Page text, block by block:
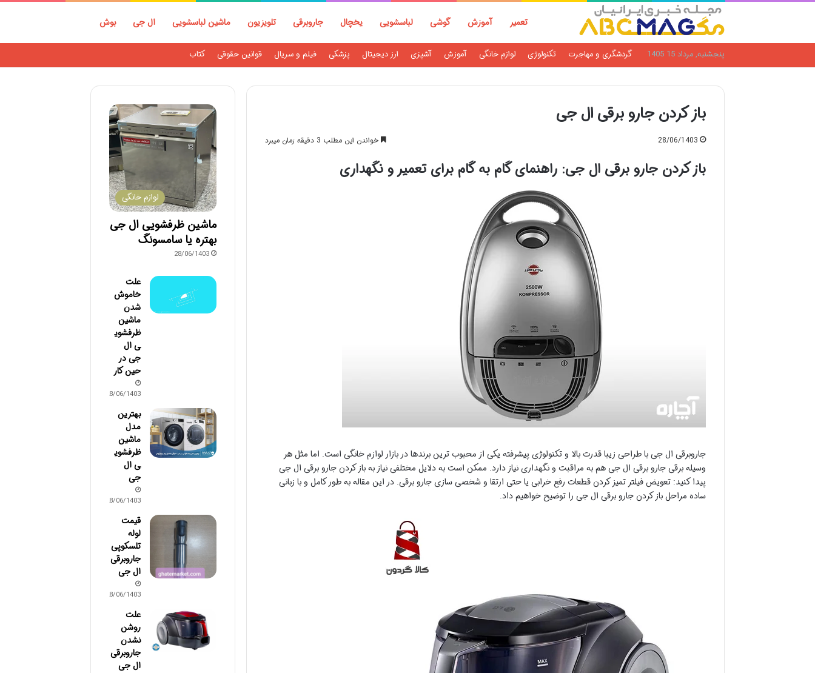
تعمیر آموزش گوشی لباسشویی یخچال جاروبرقی تلویزیون ماشین لباسشویی ال جی بوش
پنجشنبه, مرداد 15 1405 گردشگری و مهاجرت تکنولوژی لوازم خانگی آموزش آشپزی ارز دیجیتال پزشکی فیلم و سریال قوانین حقوقی کتاب
باز کردن جارو برقی ال جی
28/06/1403 خواندن این مطلب 3 دقیقه زمان میبرد
باز کردن جارو برقی ال جی: راهنمای گام به گام برای تعمیر و نگهداری
جاروبرقی ال جی با طراحی زیبا قدرت بالا و تکنولوژی پیشرفته یکی از محبوب ترین برندها در بازار لوازم خانگی است. اما مثل هر
وسیله برقی جارو برقی ال جی هم به مراقبت و نگهداری نیاز دارد. ممکن است به دلایل مختلفی نیاز به باز کردن جارو برقی ال جی
پیدا کنید: تعویض فیلتر تمیز کردن قطعات رفع خرابی یا حتی ارتقا و شخصی سازی جارو برقی. در این مقاله به طور کامل و با زبانی
ساده مراحل باز کردن جارو برقی ال جی را توضیح خواهیم داد.
لوازم خانگی
ماشین ظرفشویی ال جی
بهتره یا سامسونگ
28/06/1403
علت
خاموش
شدن
ماشین
ظرفشوی
ی ال
جی در
حین کار
28/06/1403
بهترین
مدل
ماشین
ظرفشوی
ی ال
جی
28/06/1403
قیمت
لوله
تلسکوپی
جاروبرقی
ال جی
28/06/1403
علت
روشن
نشدن
جاروبرقی
ال جی